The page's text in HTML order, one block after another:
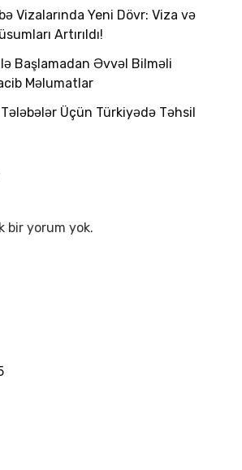
Vizalarında Yeni Dövr: Viza və
Artırıldı!
Başlamadan Əvvəl Bilməli
Məlumatlar
Üçün Türkiyədə Təhsil
bir yorum yok.